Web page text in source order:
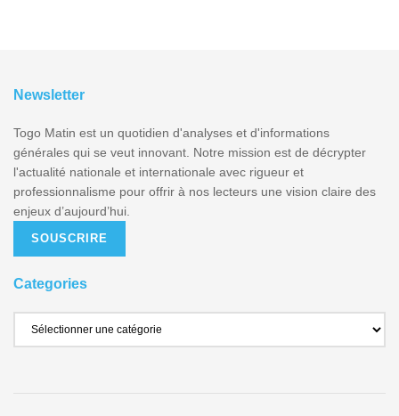
Newsletter
Togo Matin est un quotidien d'analyses et d'informations
générales qui se veut innovant. Notre mission est de décrypter
l'actualité nationale et internationale avec rigueur et
professionnalisme pour offrir à nos lecteurs une vision claire des
enjeux d’aujourd’hui.
SOUSCRIRE
Categories